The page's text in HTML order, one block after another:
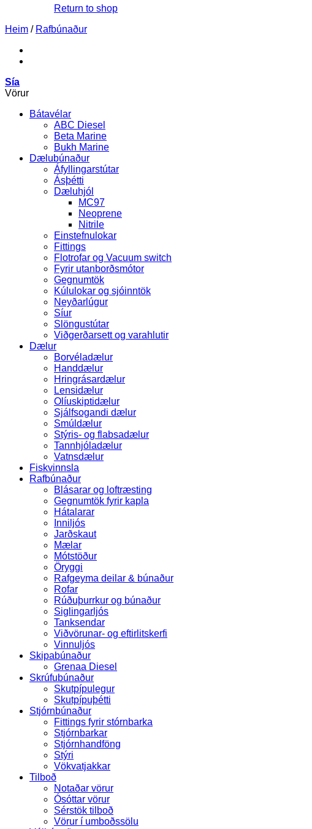
Return to shop
Heim / Rafbúnaður
Sía
Vörur
Bátavélar
ABC Diesel
Beta Marine
Bukh Marine
Dælubúnaður
Áfyllingarstútar
Ásþétti
Dæluhjól
MC97
Neoprene
Nitrile
Einstefnulokar
Fittings
Flotrofar og Vacuum switch
Fyrir utanborðsmótor
Gegnumtök
Kúlulokar og sjóinntök
Neyðarlúgur
Síur
Slöngustútar
Viðgerðarsett og varahlutir
Dælur
Borvéladælur
Handdælur
Hringrásardælur
Lensidælur
Olíuskiptidælur
Sjálfsogandi dælur
Smúldælur
Stýris- og flabsadælur
Tannhjóladælur
Vatnsdælur
Fiskvinnsla
Rafbúnaður
Blásarar og loftræsting
Gegnumtök fyrir kapla
Hátalarar
Inniljós
Jarðskaut
Mælar
Mótstöður
Öryggi
Rafgeyma deilar & búnaður
Rofar
Rúðuþurrkur og búnaður
Siglingarljós
Tanksendar
Viðvörunar- og eftirlitskerfi
Vinnuljós
Skipabúnaður
Grenaa Diesel
Skrúfubúnaður
Skutpípulegur
Skutpípuþétti
Stjórnbúnaður
Fittings fyrir stórnbarka
Stjórnbarkar
Stjórnhandföng
Stýri
Vökvatjakkar
Tilboð
Notaðar vörur
Ósóttar vörur
Sérstök tilboð
Vörur í umboðssölu